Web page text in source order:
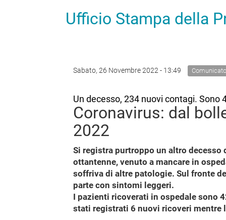
Ufficio Stampa della
Sabato, 26 Novembre 2022 - 13:49
Un decesso, 234 nuovi contagi. Sono
Coronavirus: dal
2022
Si registra purtroppo un altro
ottantenne, venuto a mancare in
soffriva di altre patologie. Sul fronte
parte con sintomi leggeri.
I pazienti ricoverati in ospedale sono
stati registrati 6 nuovi ricoveri mentre